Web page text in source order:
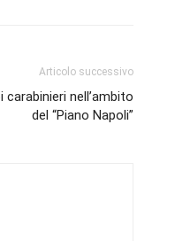
Articolo successivo
nell’ambito
del “Piano Napoli”